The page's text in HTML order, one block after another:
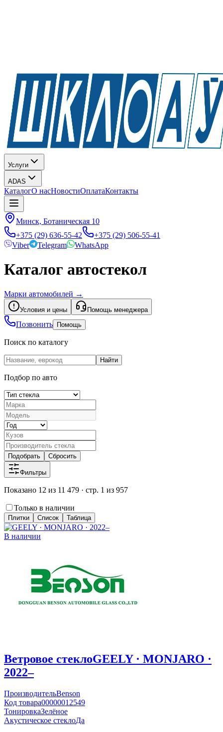
Услуги
ADAS
КаталогО насНовостиОплатаКонтакты
Минск, Ботаническая 10
+375 (29) 636-55-42
+375 (29) 506-55-41
Viber
Telegram WhatsApp
Каталог автостекол
Марки автомобилей →
Условия и цены Помощь менеджера
Позвонить Помощь
Поиск по каталогу
Найти
Подбор по авто
Подобрать Сбросить
Фильтры
Показано 12 из 11 479 · стр. 1 из 957
Только в наличии
Плитки Список Таблица
В наличии
Ветровое стеклоGEELY · MONJARO ·
2022–
ПроизводительBenson
Код товара00000012549
ТонировкаЗелёное
Акустическое стеклоДа